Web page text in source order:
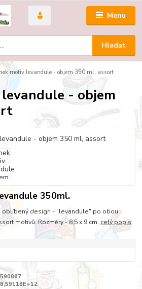
Menu
Hledat
motiv levandule - objem 350 ml, assort
- objem
350ml.
oblíbený design - "levandule" po obou
motivů. Rozměry - 8,5 x 9 cm. celý popis
590867
8,59118E+12